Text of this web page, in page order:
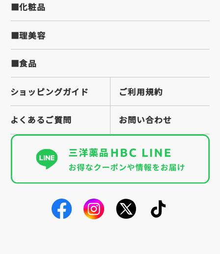
■化粧品
■理美容
■食品
ショッピングガイド ご利用規約
よくあるご質問 お問い合わせ